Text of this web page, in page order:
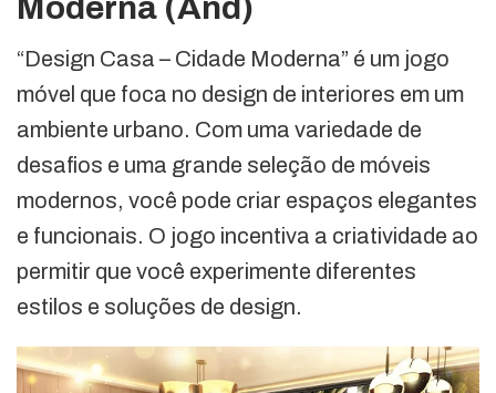
Moderna (And)
“Design Casa – Cidade Moderna” é um jogo
móvel que foca no design de interiores em um
ambiente urbano. Com uma variedade de
desafios e uma grande seleção de móveis
modernos, você pode criar espaços elegantes
e funcionais. O jogo incentiva a criatividade ao
permitir que você experimente diferentes
estilos e soluções de design.